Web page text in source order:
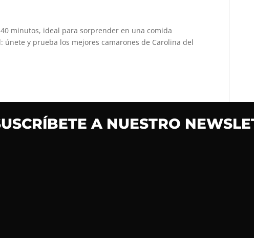
minutos, ideal para sorprender en una comida
y prueba los mejores camarones de Carolina del
A NUESTRO